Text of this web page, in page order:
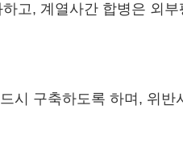
고, 계열사간 합병은 외
구축하도록 하며, 위